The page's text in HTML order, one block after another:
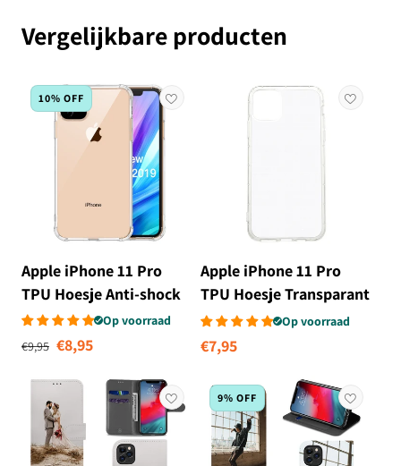
Vergelijkbare producten
10% OFF
Apple iPhone 11 Pro
TPU Hoesje Anti-shock
TransparantOp voorraad
Normale prijs
€9,95 Aanbiedingsprijs
€8,95
Apple iPhone 11 Pro
TPU Hoesje Transparant
Op voorraad
Normale
€7,95
9% OFF